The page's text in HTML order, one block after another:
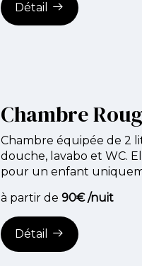
Détail
Chambre
Chambre équipée de 2
douche, lavabo et WC.
pour un enfant
à partir de 90€ /nuit
Détail